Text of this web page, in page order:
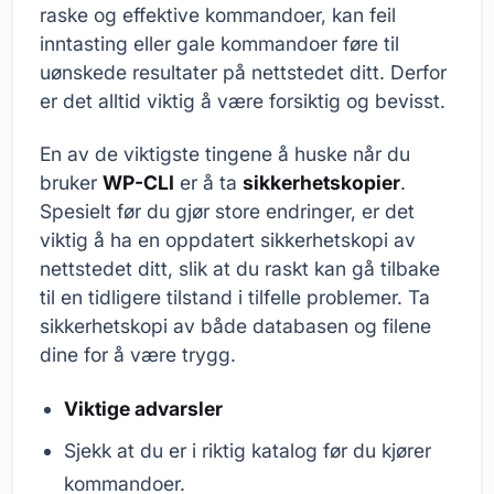
raske og effektive kommandoer, kan feil
inntasting eller gale kommandoer føre til
uønskede resultater på nettstedet ditt. Derfor
er det alltid viktig å være forsiktig og bevisst.
En av de viktigste tingene å huske når du
bruker WP-CLI er å ta sikkerhetskopier.
Spesielt før du gjør store endringer, er det
viktig å ha en oppdatert sikkerhetskopi av
nettstedet ditt, slik at du raskt kan gå tilbake
til en tidligere tilstand i tilfelle problemer. Ta
sikkerhetskopi av både databasen og filene
dine for å være trygg.
Viktige advarsler
Sjekk at du er i riktig katalog før du kjører
kommandoer.